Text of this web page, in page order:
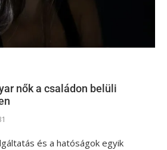
nők a családon belüli
és a hatóságok egyik